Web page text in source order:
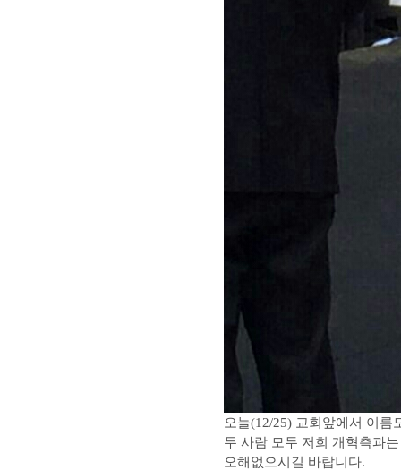
오늘(12/25) 교회앞에서 이름
두 사람 모두 저희 개혁측과
오해없으시길 바랍니다.